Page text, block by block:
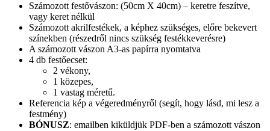
Számozott festővászon: (50cm X 40cm) – keretre feszítve,
vagy keret nélkül
Számozott akrilfestékek, a képhez szükséges, előre bekevert
színekben (részedről nincs szükség festékkeverésre)
A számozott vászon A3-as papírra nyomtatva
4 db festőecset:
2 vékony,
1 közepes,
1 vastag méretű.
Referencia kép a végeredményről (segít, hogy lásd, mi lesz a
festmény)
BÓNUSZ: emailben kiküldjük PDF-ben a számozott vászon